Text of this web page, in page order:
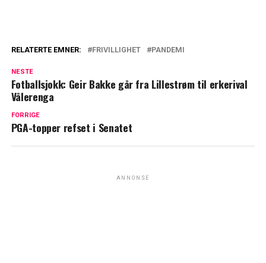
RELATERTE EMNER: FRIVILLIGHET PANDEMI
NESTE
Fotballsjokk: Geir Bakke går fra Lillestrøm til erkerival
Vålerenga
FORRIGE
PGA-topper refset i Senatet
ANNONSE